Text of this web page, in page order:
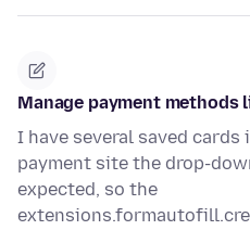
Manage payment methods
I have several saved cards
payment site the drop-
expected, so the